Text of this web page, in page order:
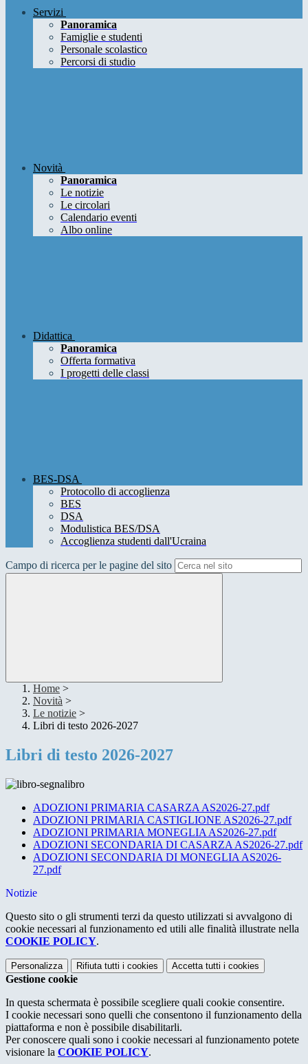
Servizi
Panoramica
Famiglie e studenti
Personale scolastico
Percorsi di studio
Novità
Panoramica
Le notizie
Le circolari
Calendario eventi
Albo online
Didattica
Panoramica
Offerta formativa
I progetti delle classi
BES-DSA
Protocollo di accoglienza
BES
DSA
Modulistica BES/DSA
Accoglienza studenti dall'Ucraina
Campo di ricerca per le pagine del sito
Home >
Novità >
Le notizie >
Libri di testo 2026-2027
Libri di testo 2026-2027
ADOZIONI PRIMARIA CASARZA AS2026-27.pdf
ADOZIONI PRIMARIA CASTIGLIONE AS2026-27.pdf
ADOZIONI PRIMARIA MONEGLIA AS2026-27.pdf
ADOZIONI SECONDARIA DI CASARZA AS2026-27.pdf
ADOZIONI SECONDARIA DI MONEGLIA AS2026-
27.pdf
Notizie
Questo sito o gli strumenti terzi da questo utilizzati si avvalgono di
cookie necessari al funzionamento ed utili alle finalità illustrate nella
COOKIE POLICY.
Personalizza Rifiuta tutti i cookies Accetta tutti i cookies
Gestione cookie
In questa schermata è possibile scegliere quali cookie consentire.
I cookie necessari sono quelli che consentono il funzionamento della
piattaforma e non è possibile disabilitarli.
Per conoscere quali sono i cookie necessari al funzionamento potete
visionare la COOKIE POLICY.